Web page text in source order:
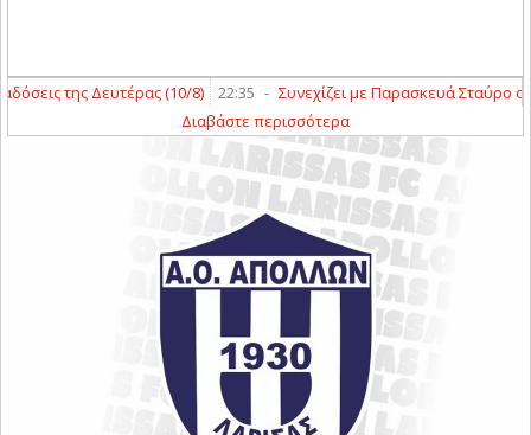
της Δευτέρας (10/8) 22:35 - Συνεχίζει με Παρασκευά Σταύρο ο
Διαβάστε περισσότερα